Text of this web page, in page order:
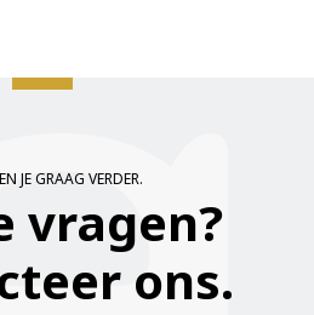
JE GRAAG VERDER.
vragen?
ons.